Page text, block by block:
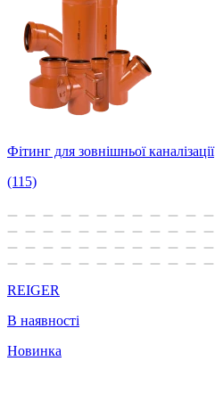
Фітинг для зовнішньої каналізації
(115)
REIGER
В наявності
Новинка